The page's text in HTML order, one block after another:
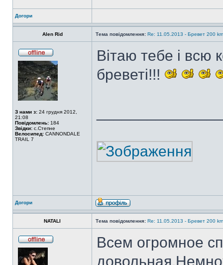
Догори
Alen Rid Тема повідомлення: Re: 11.05.2013 - Бревет 200
З нами з: 24 грудня 2012,
21:08
Повідомлень: 184
Звідки: с.Степне
Велосипед: CANNONDALE
TRAIL 7
Вітаю тебе і всю
бреветі!!!
Догори
NATALI Тема повідомлення: Re: 11.05.2013 - Бревет 200
Всем огромное